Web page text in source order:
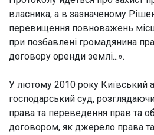
власника, а в зазначеному
перевищення повноважень
при позбавлені громадянина
договору оренди землі...».
У лютому 2010 року Київський
господарський суд,
права та переведення прав та
договором, як джерело права